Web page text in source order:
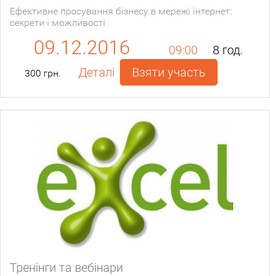
Ефективне просування бізнесу в мережі інтернет:
секрети і можливості
09.12.2016 09:00 8 год.
300 грн. Деталі Взяти участь
Тренінги та вебінари